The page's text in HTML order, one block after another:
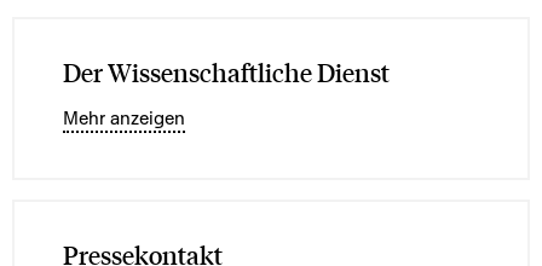
Der Wissenschaftliche Dienst
Mehr anzeigen
Pressekontakt